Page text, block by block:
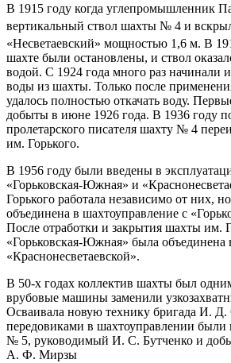
В 1915 году когда углепромышленник
вертикальный ствол шахты № 4 и
«Несветаевский» мощностью 1,6 м. В
шахте были остановлены, и ствол
водой. С 1924 года много раз начинали
воды из шахты. Только после
удалось полностью откачать воду.
добыты в июне 1926 года. В 1936 году
пролетарского писателя шахту № 4
им. Горького.
В 1956 году были введены в
«Горьковская-Южная» и
Горького работала независимо от них,
объединена в шахтоуправление с
После отработки и закрытия шахты им.
«Горьковская-Южная» была объединена
«Краснонесветаевской».
В 50-х годах коллектив шахты был
врубовые машины заменили
Осваивала новую технику бригада И. Д.
передовиками в шахтоуправлении были
№ 5, руководимый И. С. Бутченко и
А. Ф. Мирзы